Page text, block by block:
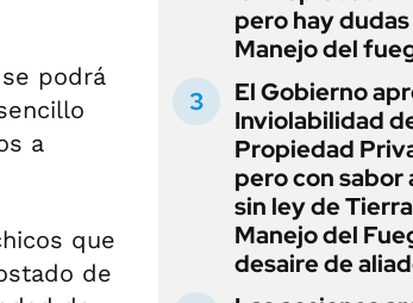
podrá
a
que
de
pero hay
Manejo del
El Gobierno
Inviolabilidad
Propiedad
pero con sabor
sin ley de
Manejo del
desaire de